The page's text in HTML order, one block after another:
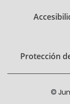
Protección
©